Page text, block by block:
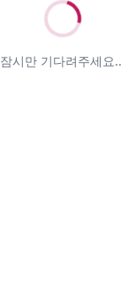
잠시만 기다려주세요